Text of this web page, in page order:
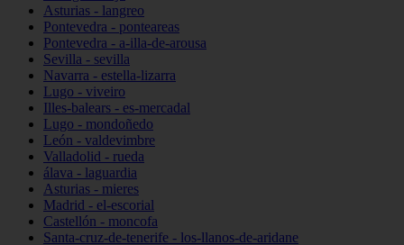
Asturias - langreo
Pontevedra - ponteareas
Pontevedra - a-illa-de-arousa
Sevilla - sevilla
Navarra - estella-lizarra
Lugo - viveiro
Illes-balears - es-mercadal
Lugo - mondoñedo
León - valdevimbre
Valladolid - rueda
álava - laguardia
Asturias - mieres
Madrid - el-escorial
Castellón - moncofa
Santa-cruz-de-tenerife - los-llanos-de-aridane